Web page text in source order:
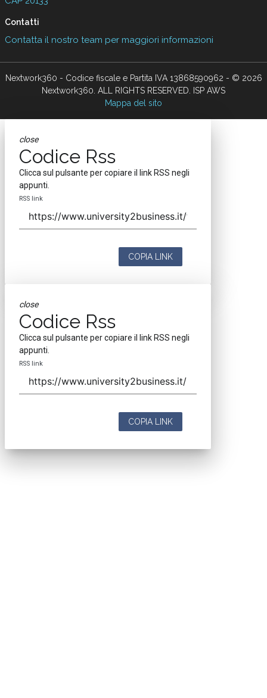
Contatti
Contatta il nostro team per maggiori informazioni
Nextwork360 - Codice fiscale e Partita IVA 13868590962 - © 2026
Nextwork360. ALL RIGHTS RESERVED. ISP AWS
Mappa del sito
close
Codice Rss
Clicca sul pulsante per copiare il link RSS negli
appunti.
RSS link
COPIA LINK
close
Codice Rss
Clicca sul pulsante per copiare il link RSS negli
appunti.
RSS link
COPIA LINK